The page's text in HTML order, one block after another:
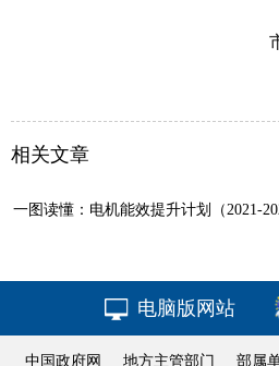
相关文章
一图读懂：电机能效提升计划（2021-
电脑版网站
中国政府网 地方主管部门 部属